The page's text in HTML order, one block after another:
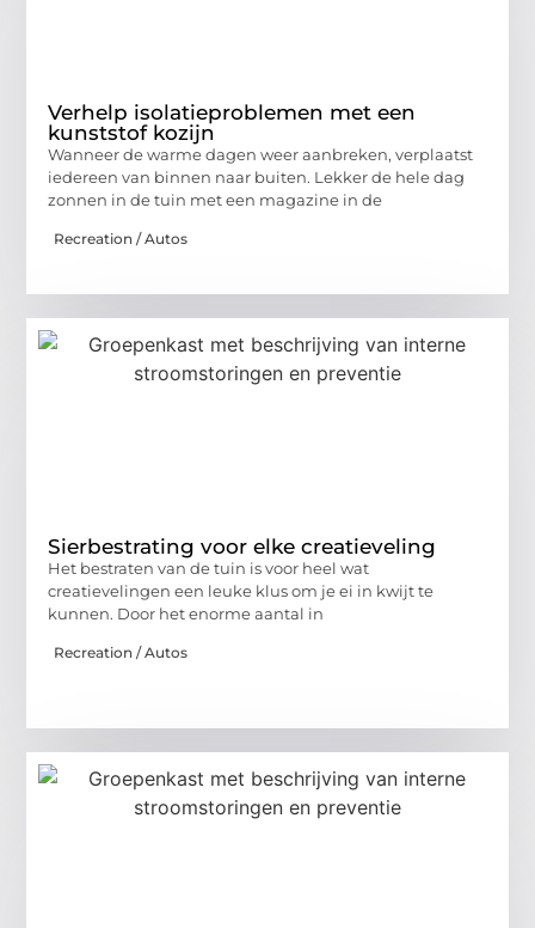
Verhelp isolatieproblemen met een
kunststof kozijn
Wanneer de warme dagen weer aanbreken, verplaatst
iedereen van binnen naar buiten. Lekker de hele dag
zonnen in de tuin met een magazine in de
Recreation / Autos
Sierbestrating voor elke creatieveling
Het bestraten van de tuin is voor heel wat
creatievelingen een leuke klus om je ei in kwijt te
kunnen. Door het enorme aantal in
Recreation / Autos